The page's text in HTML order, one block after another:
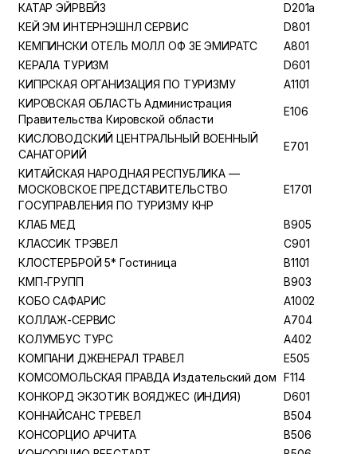
КАТАР ЭЙРВЕЙЗ
D201a
КЕЙ ЭМ ИНТЕРНЭШНЛ СЕРВИС
D801
КЕМПИНСКИ ОТЕЛЬ МОЛЛ ОФ ЗЕ ЭМИРАТС
A801
КЕРАЛА ТУРИЗМ
D601
КИПРСКАЯ ОРГАНИЗАЦИЯ ПО ТУРИЗМУ
A1101
КИРОВСКАЯ ОБЛАСТЬ Администрация
Правительства Кировской области
E106
КИСЛОВОДСКИЙ ЦЕНТРАЛЬНЫЙ ВОЕННЫЙ
САНАТОРИЙ
E701
КИТАЙСКАЯ НАРОДНАЯ РЕСПУБЛИКА —
МОСКОВСКОЕ ПРЕДСТАВИТЕЛЬСТВО
ГОСУПРАВЛЕНИЯ ПО ТУРИЗМУ КНР
E1701
КЛАБ МЕД
B905
КЛАССИК ТРЭВЕЛ
C901
КЛОСТЕРБРОЙ 5* Гостиница
B1101
КМП-ГРУПП
B903
КОБО САФАРИС
A1002
КОЛЛАЖ-СЕРВИС
A704
КОЛУМБУС ТУРС
A402
КОМПАНИ ДЖЕНЕРАЛ ТРАВЕЛ
E505
КОМСОМОЛЬСКАЯ ПРАВДА Издательский дом F114
КОНКОРД ЭКЗОТИК ВОЯДЖЕС (ИНДИЯ)
D601
КОННАЙСАНС ТРЕВЕЛ
B504
КОНСОРЦИО АРЧИТА
B506